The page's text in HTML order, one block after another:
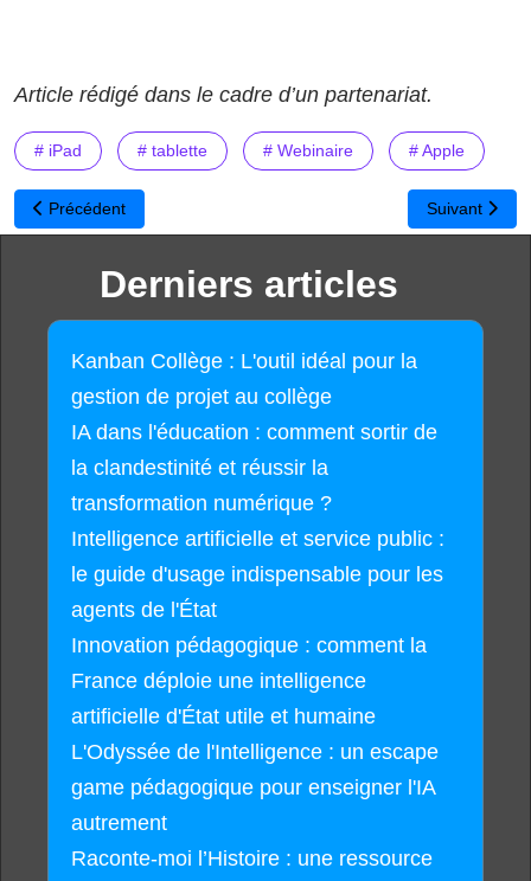
Article rédigé dans le cadre d’un partenariat.
# iPad # tablette # Webinaire # Apple
Article précédent : Computacenter vous accompagne dans le
Précédent Article
Suivant
Derniers articles
Kanban Collège : L'outil idéal pour la
gestion de projet au collège
IA dans l'éducation : comment sortir de
la clandestinité et réussir la
transformation numérique ?
Intelligence artificielle et service public :
le guide d'usage indispensable pour les
agents de l'État
Innovation pédagogique : comment la
France déploie une intelligence
artificielle d'État utile et humaine
L'Odyssée de l'Intelligence : un escape
game pédagogique pour enseigner l'IA
autrement
Raconte-moi l’Histoire : une ressource